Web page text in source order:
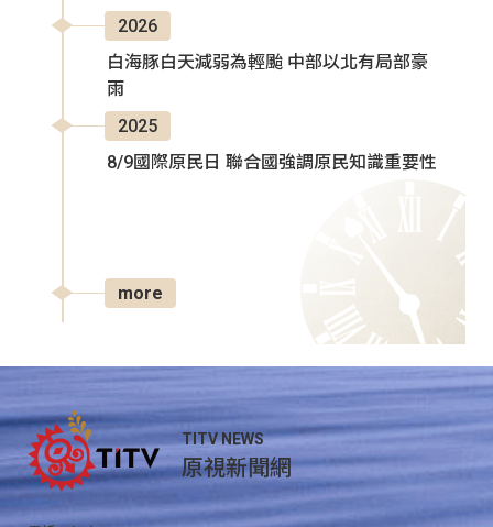
2026
白海豚白天減弱為輕颱 中部以北有局部豪
雨
2025
8/9國際原民日 聯合國強調原民知識重要性
more
TITV NEWS
原視新聞網